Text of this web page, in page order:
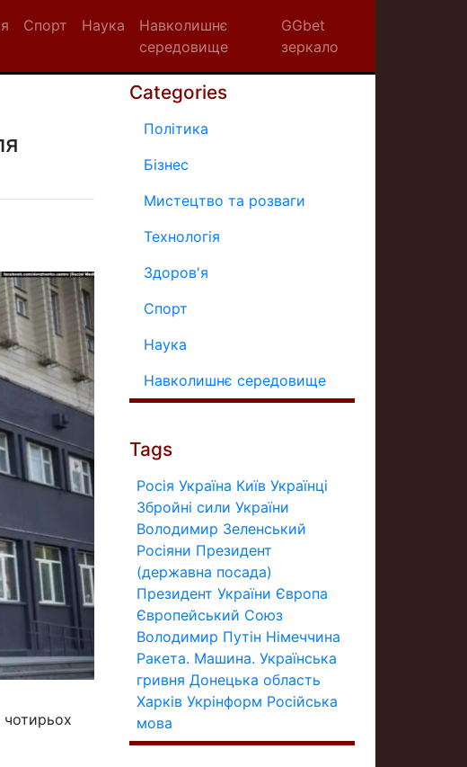
Спорт Наука
Навколишнє
середовище
GGbet
зеркало
Categories
Політика
Бізнес
Мистецтво та розваги
Технологія
Здоров'я
Спорт
Наука
Навколишнє середовище
Tags
Росія Україна Київ Українці
Збройні сили України
Володимир Зеленський
Росіяни Президент
(державна посада)
Президент України Європа
Європейський Союз
Володимир Путін Німеччина
Ракета. Машина. Українська
гривня Донецька область
Харків Укрінформ Російська
мова